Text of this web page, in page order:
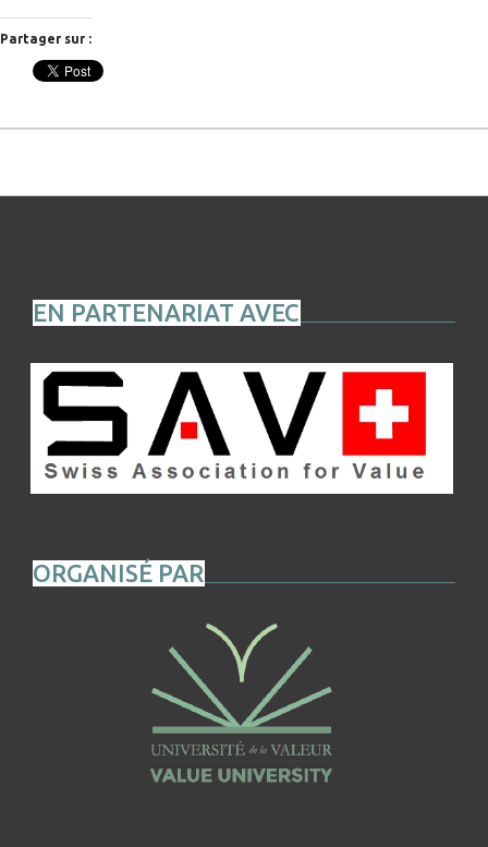
Partager sur :
EN PARTENARIAT AVEC
ORGANISÉ PAR